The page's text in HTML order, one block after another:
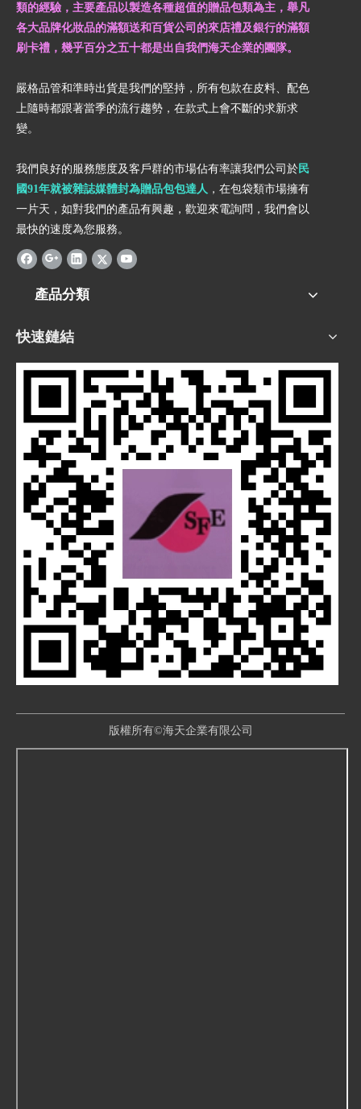
類的經驗，主要產品以製造各種超值的贈品包類為主，舉凡
各大品牌化妝品的滿額送和百貨公司的來店禮及銀行的滿額
刷卡禮，幾乎百分之五十都是出自我們海天企業的團隊。
嚴格品管和準時出貨是我們的堅持，所有包款在皮料、配色
上隨時都跟著當季的流行趨勢，在款式上會不斷的求新求
變。
我們良好的服務態度及客戶群的市場佔有率讓我們公司於民
國91年就被雜誌媒體封為贈品包包達人 ，在包袋類市場擁有
一片天，如對我們的產品有興趣，歡迎來電詢問，我們會以
最快的速度為您服務。
產品分類
快速鏈結
版權所有©海天企業有限公司